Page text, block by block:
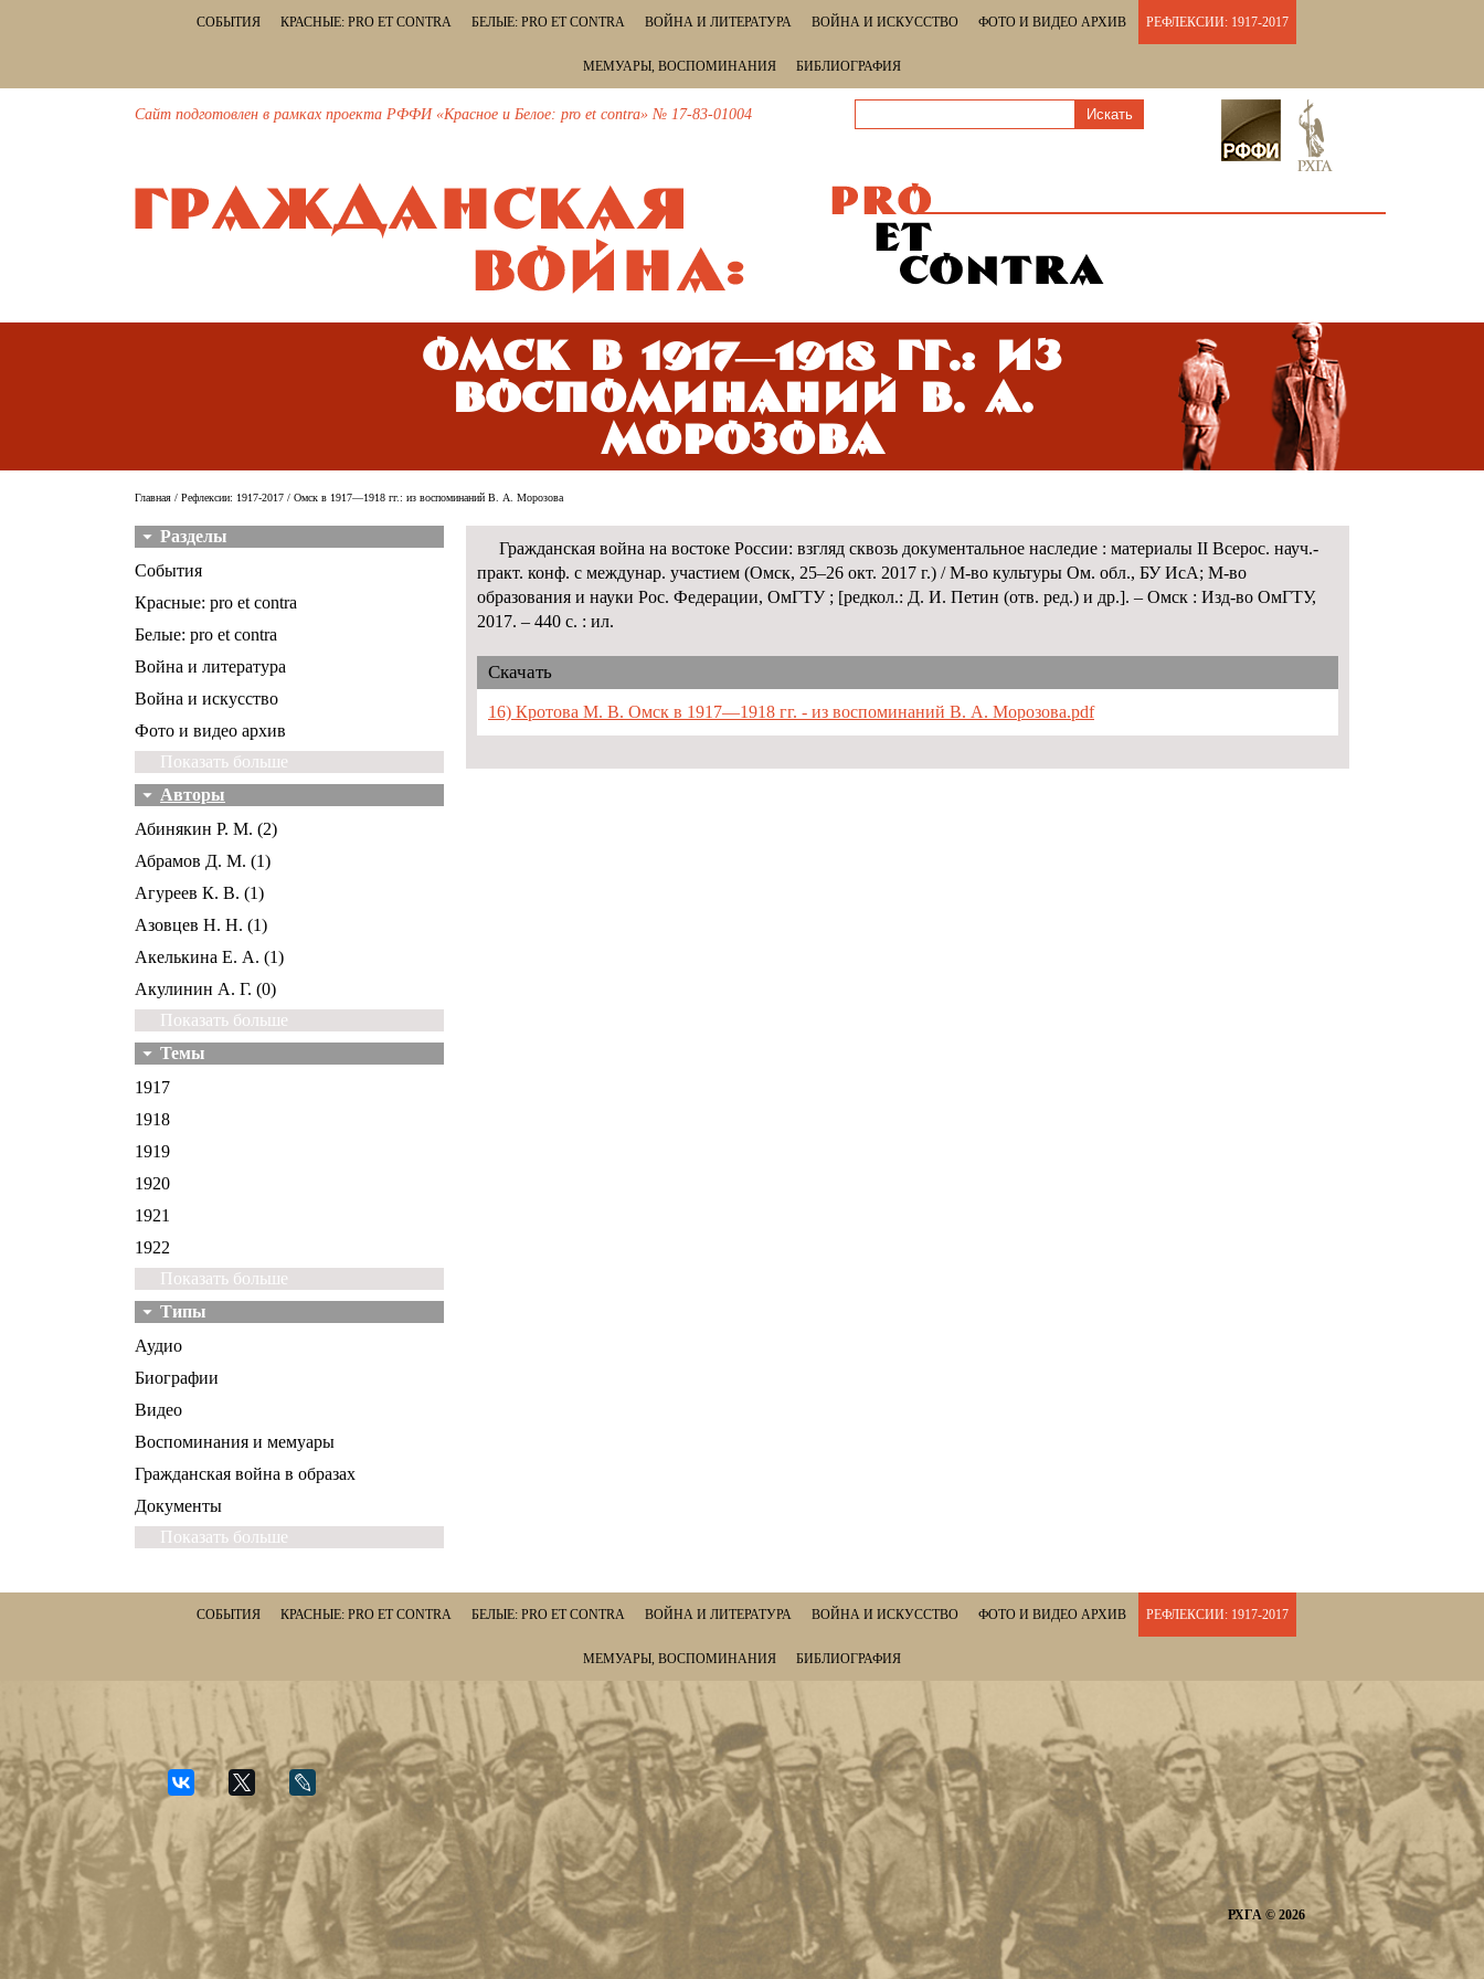
СОБЫТИЯ КРАСНЫЕ: PRO ET CONTRA БЕЛЫЕ: PRO ET CONTRA ВОЙНА И ЛИТЕРАТУРА ВОЙНА И ИСКУССТВО ФОТО И ВИДЕО АРХИВ РЕФЛЕКСИИ: 1917-2017
МЕМУАРЫ, ВОСПОМИНАНИЯ БИБЛИОГРАФИЯ
Сайт подготовлен в рамках проекта РФФИ «Красное и Белое: pro et contra» № 17-83-01004
Омск в 1917—1918 гг.: из
воспоминаний В. А.
Морозова
Главная / Рефлексии: 1917-2017 / Омск в 1917—1918 гг.: из воспоминаний В. А. Морозова
Разделы
События
Красные: pro et contra
Белые: pro et contra
Война и литература
Война и искусство
Фото и видео архив
Показать больше
Авторы
Абинякин Р. М. (2)
Абрамов Д. М. (1)
Агуреев К. В. (1)
Азовцев Н. Н. (1)
Акелькина Е. А. (1)
Акулинин А. Г. (0)
Показать больше
Темы
1917
1918
1919
1920
1921
1922
Показать больше
Типы
Аудио
Биографии
Видео
Воспоминания и мемуары
Гражданская война в образах
Документы
Показать больше
Гражданская война на востоке России: взгляд сквозь документальное наследие : материалы II Всерос. науч.-
практ. конф. с междунар. участием (Омск, 25–26 окт. 2017 г.) / М-во культуры Ом. обл., БУ ИсА; М-во
образования и науки Рос. Федерации, ОмГТУ ; [редкол.: Д. И. Петин (отв. ред.) и др.]. – Омск : Изд-во ОмГТУ,
2017. – 440 с. : ил.
Скачать
16) Кротова М. В. Омск в 1917—1918 гг. - из воспоминаний В. А. Морозова.pdf
СОБЫТИЯ КРАСНЫЕ: PRO ET CONTRA БЕЛЫЕ: PRO ET CONTRA ВОЙНА И ЛИТЕРАТУРА ВОЙНА И ИСКУССТВО ФОТО И ВИДЕО АРХИВ РЕФЛЕКСИИ: 1917-2017
МЕМУАРЫ, ВОСПОМИНАНИЯ БИБЛИОГРАФИЯ
РХГА © 2026